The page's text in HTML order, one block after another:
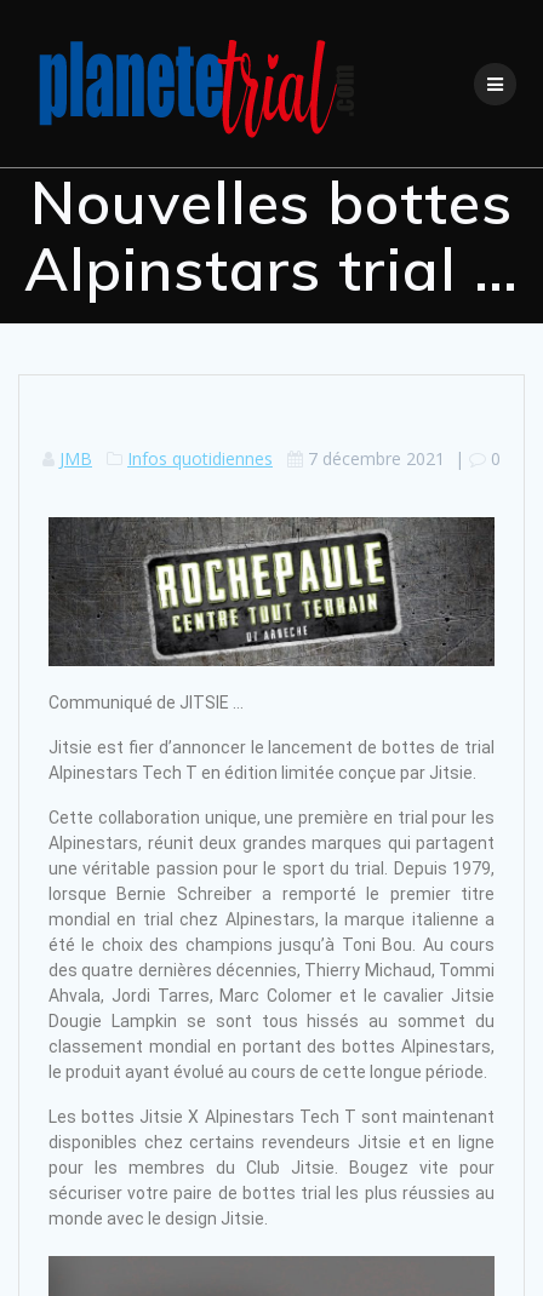
Nouvelles bottes
Alpinstars trial …
JMB Infos quotidiennes 7 décembre 2021 | 0
Communiqué de JITSIE …
Jitsie est fier d’annoncer le lancement de bottes de trial
Alpinestars Tech T en édition limitée conçue par Jitsie.
Cette collaboration unique, une première en trial pour les
Alpinestars, réunit deux grandes marques qui partagent
une véritable passion pour le sport du trial. Depuis 1979,
lorsque Bernie Schreiber a remporté le premier titre
mondial en trial chez Alpinestars, la marque italienne a
été le choix des champions jusqu’à Toni Bou. Au cours
des quatre dernières décennies, Thierry Michaud, Tommi
Ahvala, Jordi Tarres, Marc Colomer et le cavalier Jitsie
Dougie Lampkin se sont tous hissés au sommet du
classement mondial en portant des bottes Alpinestars,
le produit ayant évolué au cours de cette longue période.
Les bottes Jitsie X Alpinestars Tech T sont maintenant
disponibles chez certains revendeurs Jitsie et en ligne
pour les membres du Club Jitsie.
Bougez vite pour
sécuriser votre paire de bottes trial les plus réussies au
monde avec le design Jitsie.